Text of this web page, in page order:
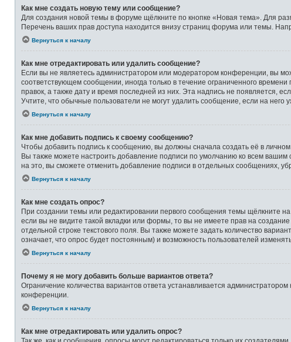
Как мне создать новую тему или сообщение?
Для создания новой темы в форуме щёлкните по кнопке «Новая тема». Для
Перечень ваших прав доступа находится внизу страниц форума или темы.
Вернуться к началу
Как мне отредактировать или удалить сообщение?
Если вы не являетесь администратором или модератором конференции, вы
соответствующем сообщении, иногда только в течение ограниченного
правок, а также дату и время последней из них. Эта надпись не появляется,
Учтите, что обычные пользователи не могут удалить сообщение, если на него
Вернуться к началу
Как мне добавить подпись к своему сообщению?
Чтобы добавить подпись к сообщению, вы должны сначала создать её в
Вы также можете настроить добавление подписи по умолчанию ко всем
на это, вы сможете отменить добавление подписи в отдельных сообщениях,
Вернуться к началу
Как мне создать опрос?
При создании темы или редактировании первого сообщения темы щёлкните
если вы не видите такой вкладки или формы, то вы не имеете прав на
отдельной строке текстового поля. Вы также можете задать количество
означает, что опрос будет постоянным) и возможность пользователей
Вернуться к началу
Почему я не могу добавить больше вариантов ответа?
Ограничение количества вариантов ответа устанавливается
конференции.
Вернуться к началу
Как мне отредактировать или удалить опрос?